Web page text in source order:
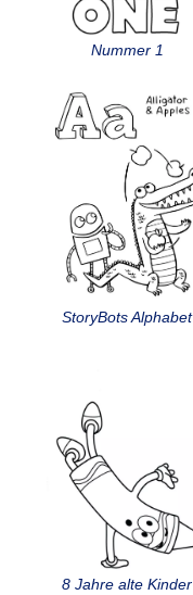
Nummer 1
StoryBots Alphabet
8 Jahre alte Kinder